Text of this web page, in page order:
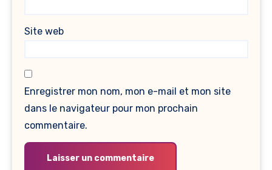
Site web
Enregistrer mon nom, mon e-mail et mon site
dans le navigateur pour mon prochain
commentaire.